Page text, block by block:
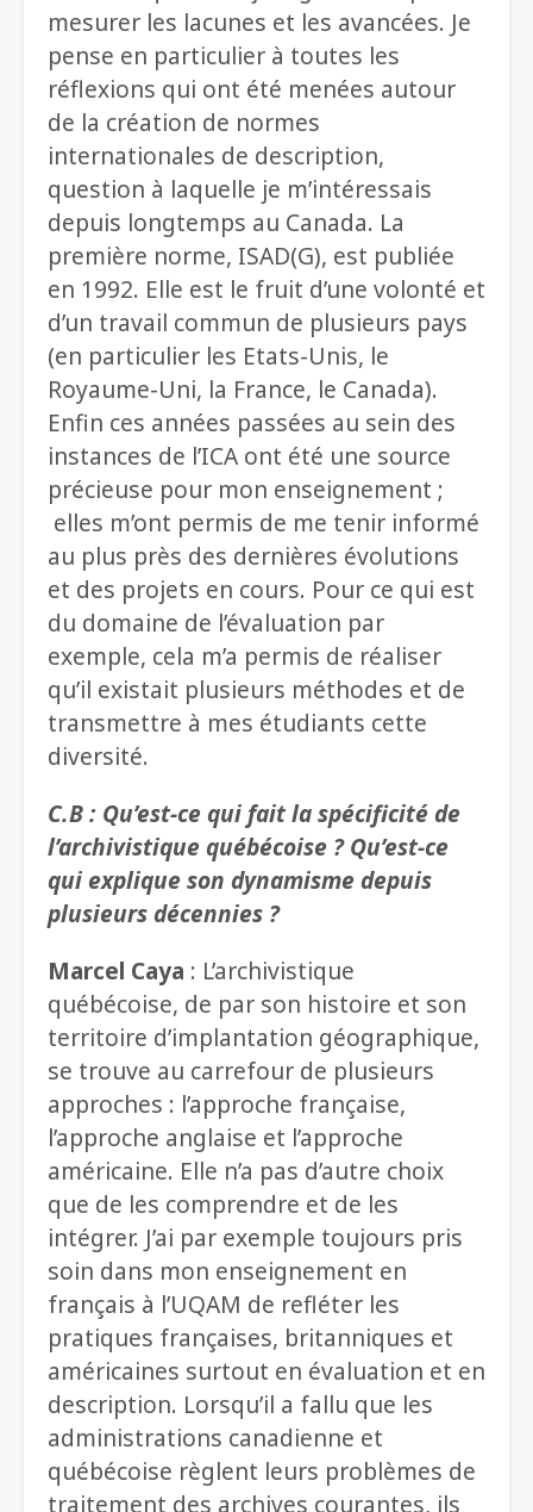
mesurer les lacunes et les avancées. Je
pense en particulier à toutes les
réflexions qui ont été menées autour
de la création de normes
internationales de description,
question à laquelle je m’intéressais
depuis longtemps au Canada. La
première norme, ISAD(G), est publiée
en 1992. Elle est le fruit d’une volonté et
d’un travail commun de plusieurs pays
(en particulier les Etats-Unis, le
Royaume-Uni, la France, le Canada).
Enfin ces années passées au sein des
instances de l’ICA ont été une source
précieuse pour mon enseignement ;
elles m’ont permis de me tenir informé
au plus près des dernières évolutions
et des projets en cours. Pour ce qui est
du domaine de l’évaluation par
exemple, cela m’a permis de réaliser
qu’il existait plusieurs méthodes et de
transmettre à mes étudiants cette
diversité.
C.B : Qu’est-ce qui fait la spécificité de
l’archivistique québécoise ? Qu’est-ce
qui explique son dynamisme depuis
plusieurs décennies ?
Marcel Caya : L’archivistique
québécoise, de par son histoire et son
territoire d’implantation géographique,
se trouve au carrefour de plusieurs
approches : l’approche française,
l’approche anglaise et l’approche
américaine. Elle n’a pas d’autre choix
que de les comprendre et de les
intégrer. J’ai par exemple toujours pris
soin dans mon enseignement en
français à l’UQAM de refléter les
pratiques françaises, britanniques et
américaines surtout en évaluation et en
description. Lorsqu’il a fallu que les
administrations canadienne et
québécoise règlent leurs problèmes de
traitement des archives courantes, ils